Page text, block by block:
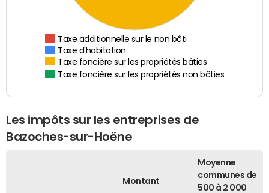
Taxe additionnelle sur le non bâti
Taxe d'habitation
Taxe foncière sur les propriétés bâties
Taxe foncière sur les propriétés non bâties
Les impôts sur les entreprises de
Bazoches-sur-Hoëne
Montant
Moyenne
communes de
500 à 2 000